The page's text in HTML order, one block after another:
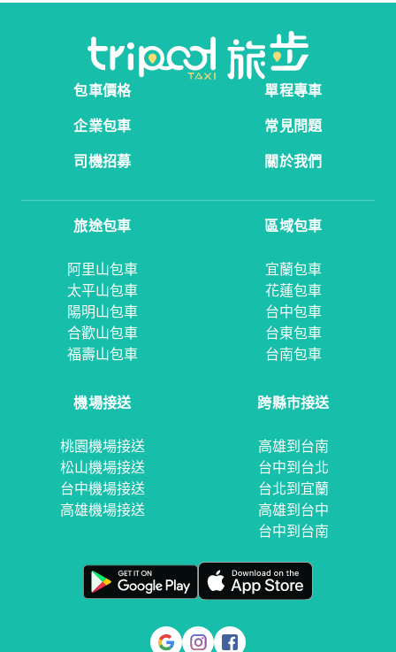
包車價格
單程專車
企業包車
常見問題
司機招募
關於我們
旅途包車
阿里山包車
太平山包車
陽明山包車
合歡山包車
福壽山包車
區域包車
宜蘭包車
花蓮包車
台中包車
台東包車
台南包車
機場接送
桃園機場接送
松山機場接送
台中機場接送
高雄機場接送
跨縣市接送
高雄到台南
台中到台北
台北到宜蘭
高雄到台中
台中到台南